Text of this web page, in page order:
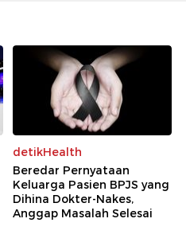
detikHealth
Beredar Pernyataan
Keluarga Pasien BPJS yang
Dihina Dokter-Nakes,
Anggap Masalah Selesai